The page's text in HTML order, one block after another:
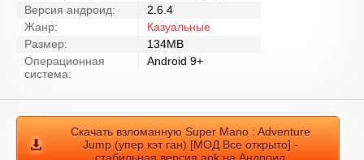
Версия андроид:
2.6.4
Жанр:
Казуальные
Размер:
134MB
Операционная
система:
Android 9+
Скачать взломанную Super Mano : Adventure
Jump (упер кэт ган) [МОД Все открыто] -